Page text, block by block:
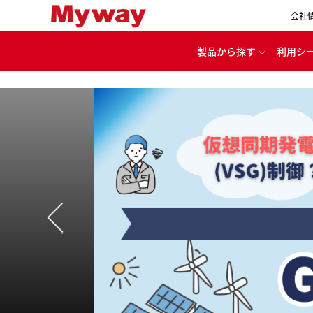
会社
代
カー
ル
理念
製品から探す
パワエレ用開発ツール
電源・バッテリ充放電
モータ・インバータ
評価システム
利用シ